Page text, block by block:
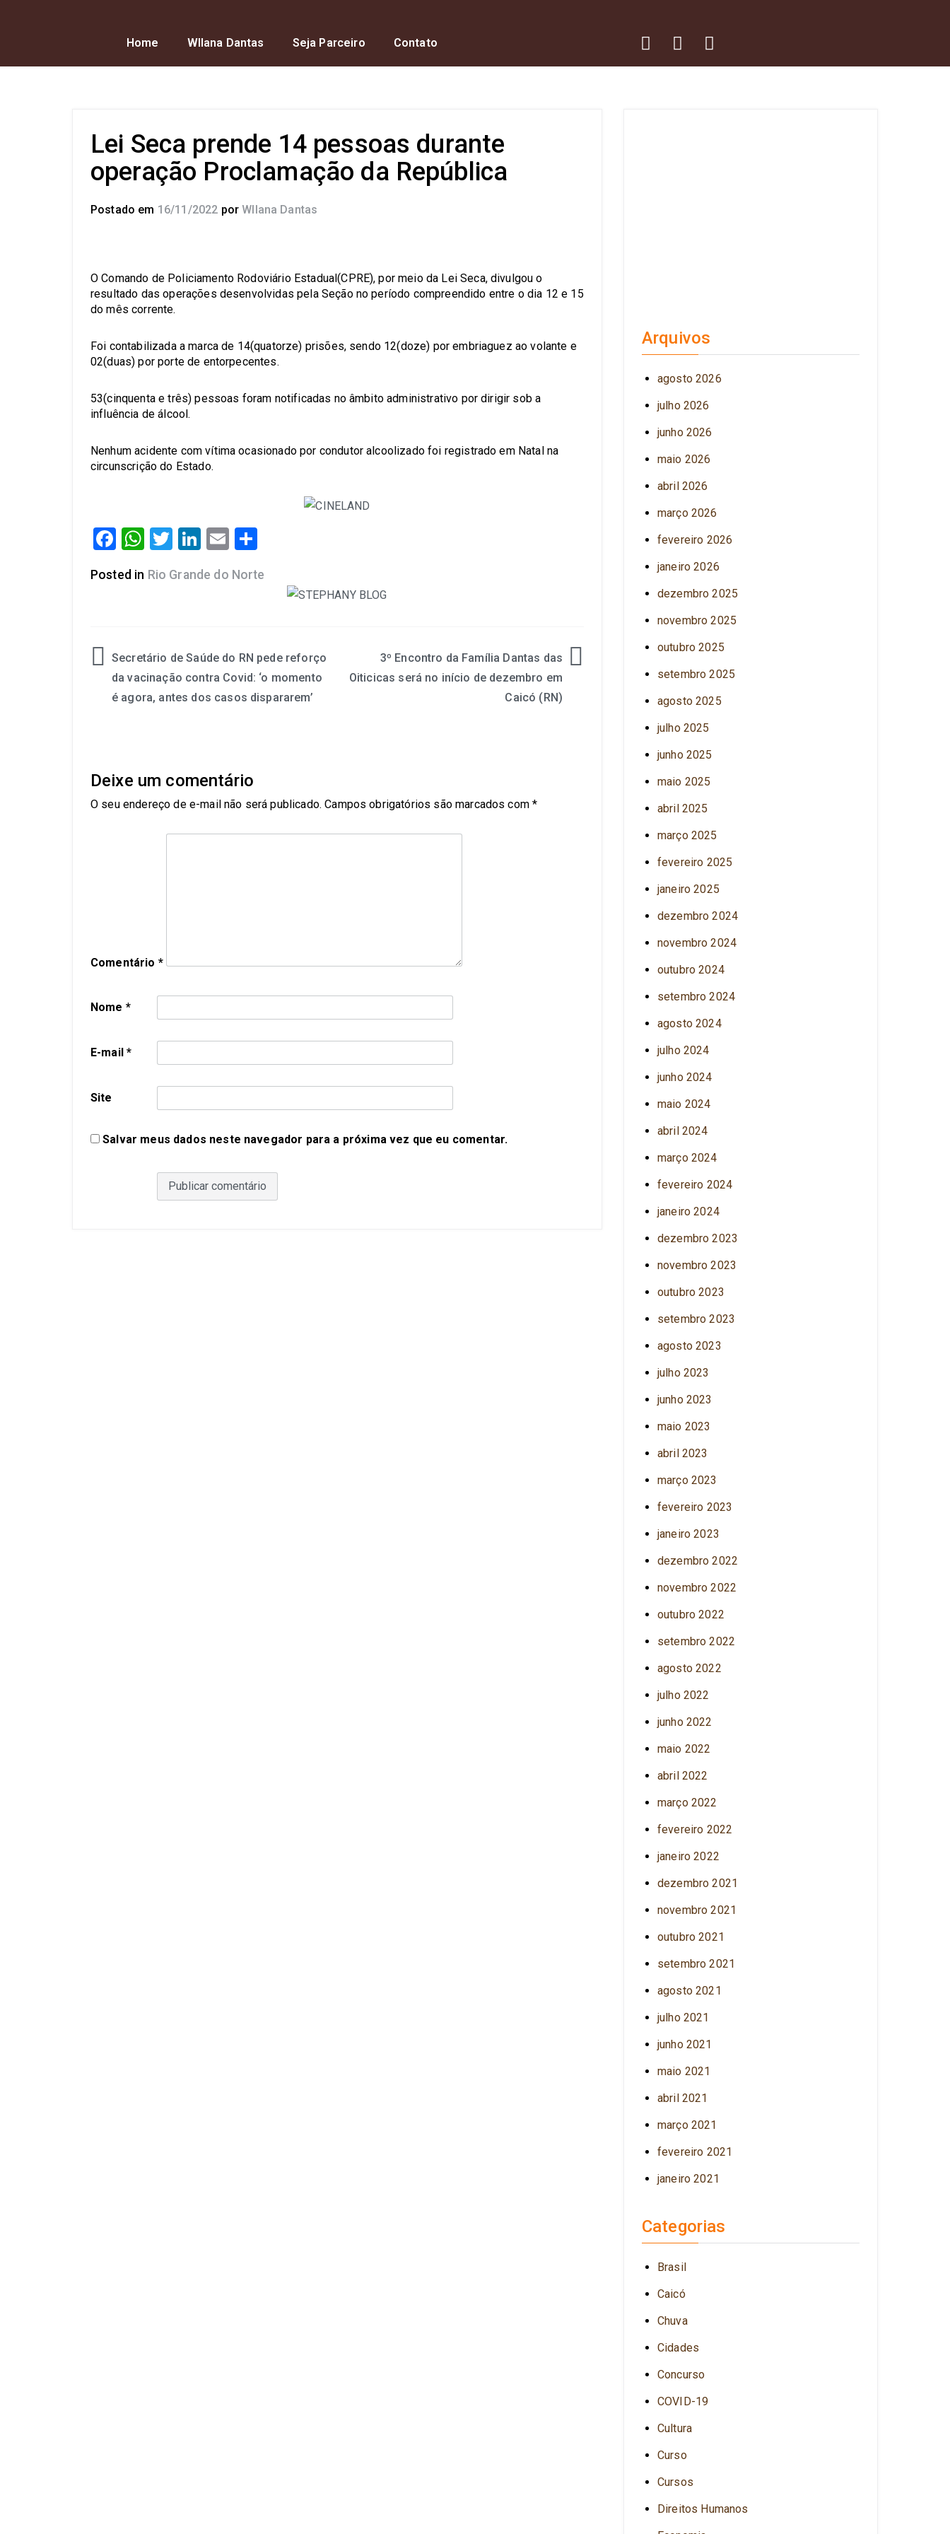
Home Wllana Dantas Seja Parceiro Contato
Lei Seca prende 14 pessoas durante
operação Proclamação da República
Postado em 16/11/2022 por Wllana Dantas
O Comando de Policiamento Rodoviário Estadual(CPRE), por meio da Lei Seca, divulgou o
resultado das operações desenvolvidas pela Seção no período compreendido entre o dia 12 e 15
do mês corrente.
Foi contabilizada a marca de 14(quatorze) prisões, sendo 12(doze) por embriaguez ao volante e
02(duas) por porte de entorpecentes.
53(cinquenta e três) pessoas foram notificadas no âmbito administrativo por dirigir sob a
influência de álcool.
Nenhum acidente com vítima ocasionado por condutor alcoolizado foi registrado em Natal na
circunscrição do Estado.
Facebook
WhatsApp
Twitter
LinkedIn
Email
Posted in Rio Grande do Norte
Secretário de Saúde do RN pede reforço
da vacinação contra Covid: ‘o momento
é agora, antes dos casos dispararem’
3º Encontro da Família Dantas das
Oiticicas será no início de dezembro em
Caicó (RN)
Deixe um comentário
O seu endereço de e-mail não será publicado. Campos obrigatórios são marcados com*
Comentário *
Nome *
E-mail*
Site
Salvar meus dados neste navegador para a próxima vez que eu comentar.
Arquivos
agosto 2026
julho 2026
junho 2026
maio 2026
abril 2026
março 2026
fevereiro 2026
janeiro 2026
dezembro 2025
novembro 2025
outubro 2025
setembro 2025
agosto 2025
julho 2025
junho 2025
maio 2025
abril 2025
março 2025
fevereiro 2025
janeiro 2025
dezembro 2024
novembro 2024
outubro 2024
setembro 2024
agosto 2024
julho 2024
junho 2024
maio 2024
abril 2024
março 2024
fevereiro 2024
janeiro 2024
dezembro 2023
novembro 2023
outubro 2023
setembro 2023
agosto 2023
julho 2023
junho 2023
maio 2023
abril 2023
março 2023
fevereiro 2023
janeiro 2023
dezembro 2022
novembro 2022
outubro 2022
setembro 2022
agosto 2022
julho 2022
junho 2022
maio 2022
abril 2022
março 2022
fevereiro 2022
janeiro 2022
dezembro 2021
novembro 2021
outubro 2021
setembro 2021
agosto 2021
julho 2021
junho 2021
maio 2021
abril 2021
março 2021
fevereiro 2021
janeiro 2021
Categorias
Brasil
Caicó
Chuva
Cidades
Concurso
COVID-19
Cultura
Curso
Cursos
Direitos Humanos